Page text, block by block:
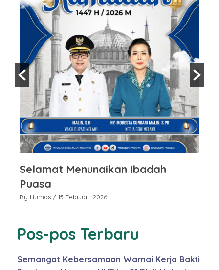
Selamat Menunaikan Ibadah
Puasa
By Humas / 15 Februari 2026
Pos-pos Terbaru
Semangat Kebersamaan Warnai Kerja Bakti